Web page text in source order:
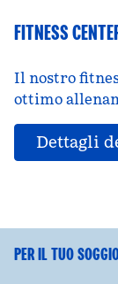
FITNESS
Il nostro
ottimo
Dettagli
PER IL TUO